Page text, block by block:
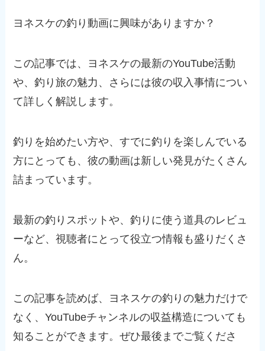
ヨネスケの釣り動画に興味がありますか？
この記事では、ヨネスケの最新のYouTube活動
や、釣り旅の魅力、さらには彼の収入事情につい
て詳しく解説します。
釣りを始めたい方や、すでに釣りを楽しんでいる
方にとっても、彼の動画は新しい発見がたくさん
詰まっています。
最新の釣りスポットや、釣りに使う道具のレビュ
ーなど、視聴者にとって役立つ情報も盛りだくさ
ん。
この記事を読めば、ヨネスケの釣りの魅力だけで
なく、YouTubeチャンネルの収益構造についても
知ることができます。ぜひ最後までご覧くださ